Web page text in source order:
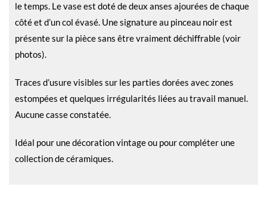
le temps. Le vase est doté de deux anses ajourées de chaque
côté et d’un col évasé. Une signature au pinceau noir est
présente sur la pièce sans être vraiment déchiffrable (voir
photos).
Traces d’usure visibles sur les parties dorées avec zones
estompées et quelques irrégularités liées au travail manuel.
Aucune casse constatée.
Idéal pour une décoration vintage ou pour compléter une
collection de céramiques.